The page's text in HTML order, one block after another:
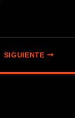
SIGUIENTE